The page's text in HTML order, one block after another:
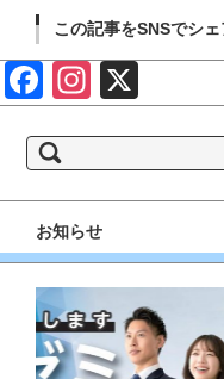
この記事をSNSでシェ
Face Insta
索:
お知らせ